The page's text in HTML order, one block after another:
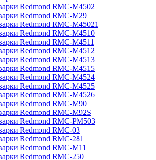
Redmond RMC-M4502
Redmond RMC-M29
Redmond RMC-M45021
Redmond RMC-M4510
Redmond RMC-M4511
Redmond RMC-M4512
Redmond RMC-M4513
Redmond RMC-M4515
Redmond RMC-M4524
Redmond RMC-M4525
Redmond RMC-M4526
Redmond RMC-M90
Redmond RMC-M92S
Redmond RMC-PM503
Redmond RMC-03
Redmond RMC-281
Redmond RMC-M11
Redmond RMC-250